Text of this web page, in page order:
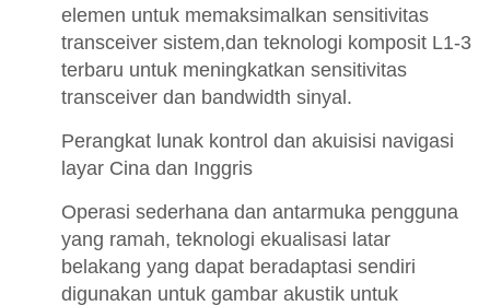
elemen untuk memaksimalkan sensitivitas
transceiver sistem,dan teknologi komposit L1-3
terbaru untuk meningkatkan sensitivitas
transceiver dan bandwidth sinyal.
Perangkat lunak kontrol dan akuisisi navigasi
layar Cina dan Inggris
Operasi sederhana dan antarmuka pengguna
yang ramah, teknologi ekualisasi latar
belakang yang dapat beradaptasi sendiri
digunakan untuk gambar akustik untuk